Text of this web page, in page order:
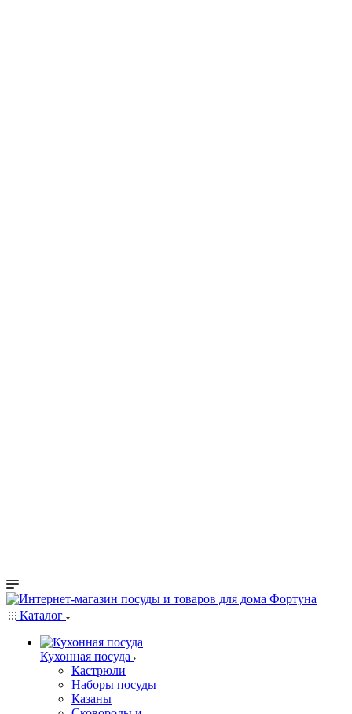
Каталог
Кухонная посуда
Кастрюли
Наборы посуды
Казаны